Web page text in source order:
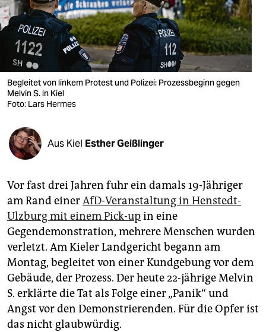
wahrheit
verlag
verlag
veranstaltungen
shop
fragen & hilfe
unterstützen
genossenschaft
epaper login
Begleitet von linkem Protest und Polizei: Prozessbeginn gegen
Melvin S. in Kiel
Foto: Lars Hermes
Aus Kiel Esther Geißlinger
Vor fast drei Jahren fuhr ein damals 19-Jähriger
am Rand einerAfD-Veranstaltung in Henstedt-
Ulzburg mit einem Pick-upin eine
Gegendemonstration, mehrere Menschen wurden
verletzt. Am Kieler Landgericht begann am
Montag, begleitet von einer Kundgebung vor dem
Gebäude, der Prozess. Der heute 22-jährige Melvin
S. erklärte die Tat als Folge einer „Panik“ und
Angst vor den Demonstrierenden. Für die Opfer ist
das nicht glaubwürdig.